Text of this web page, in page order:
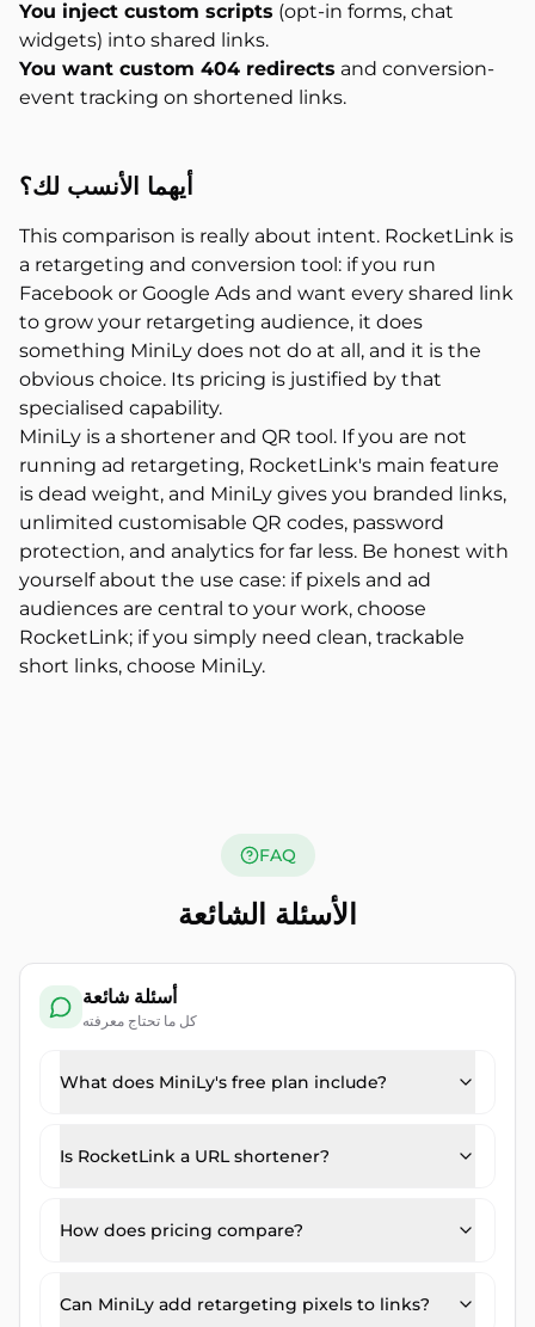
You inject custom scripts (opt-in forms, chat
widgets) into shared links.
You want custom 404 redirects and conversion-
event tracking on shortened links.
أيهما الأنسب لك؟
This comparison is really about intent. RocketLink is
a retargeting and conversion tool: if you run
Facebook or Google Ads and want every shared link
to grow your retargeting audience, it does
something MiniLy does not do at all, and it is the
obvious choice. Its pricing is justified by that
specialised capability.
MiniLy is a shortener and QR tool. If you are not
running ad retargeting, RocketLink's main feature
is dead weight, and MiniLy gives you branded links,
unlimited customisable QR codes, password
protection, and analytics for far less. Be honest with
yourself about the use case: if pixels and ad
audiences are central to your work, choose
RocketLink; if you simply need clean, trackable
short links, choose MiniLy.
FAQ
الأسئلة الشائعة
أسئلة شائعة
كل ما تحتاج معرفته
What does MiniLy's free plan include?
Is RocketLink a URL shortener?
How does pricing compare?
Can MiniLy add retargeting pixels to links?